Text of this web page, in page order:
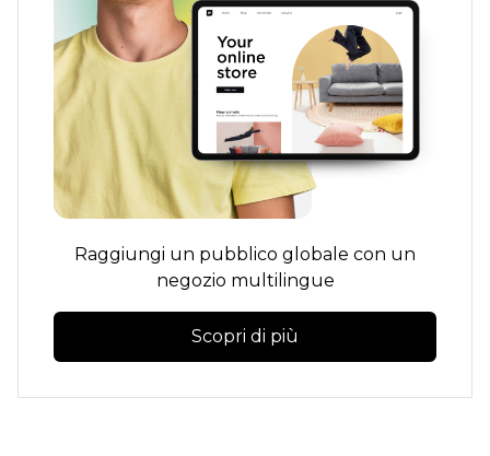
Raggiungi un pubblico globale con un
negozio multilingue
Scopri di più